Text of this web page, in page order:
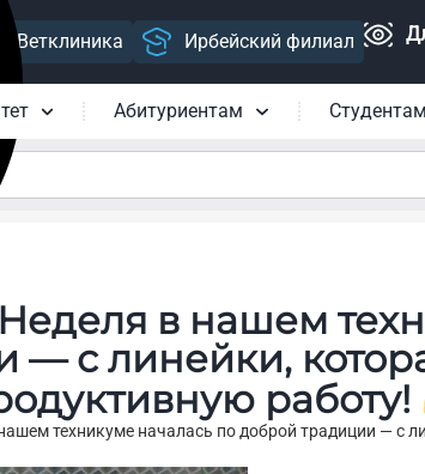
Ветклиника Ирбейский филиал
Абитуриентам Студентам
Неделя в нашем
— с линейки,
работу!
техникуме началась по доброй традиции — с